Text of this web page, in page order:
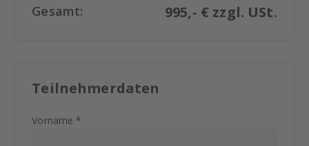
Gesamt: 995,- € zzgl. USt.
Teilnehmerdaten
Vorname *